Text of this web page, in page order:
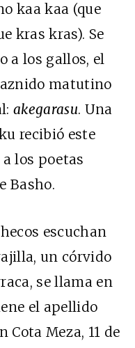
kaa kaa (que
kras kras). Se
a los gallos, el
matutino
akegarasu. Una
recibió este
los poetas
Basho.
escuchan
un córvido
se llama en
el apellido
Cota Meza, 11 de